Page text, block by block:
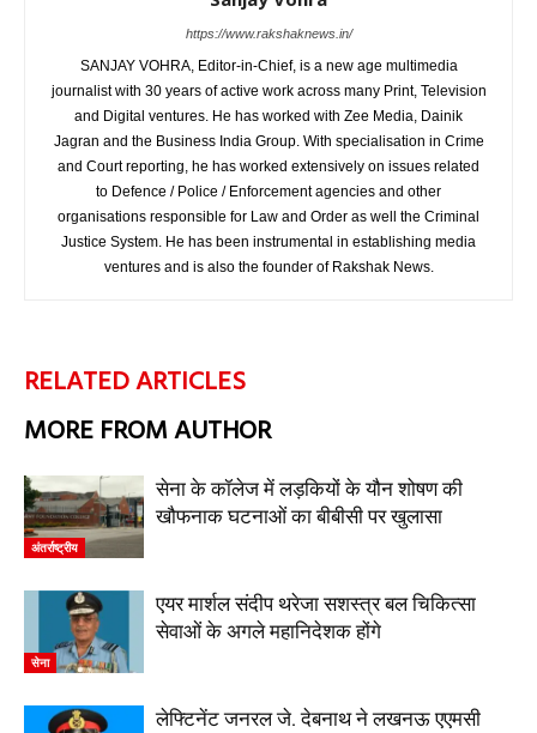
https://www.rakshaknews.in/
SANJAY VOHRA, Editor-in-Chief, is a new age multimedia
journalist with 30 years of active work across many Print, Television
and Digital ventures. He has worked with Zee Media, Dainik
Jagran and the Business India Group. With specialisation in Crime
and Court reporting, he has worked extensively on issues related
to Defence / Police / Enforcement agencies and other
organisations responsible for Law and Order as well the Criminal
Justice System. He has been instrumental in establishing media
ventures and is also the founder of Rakshak News.
RELATED ARTICLES
MORE FROM AUTHOR
अंतर्राष्ट्रीय
सेना के कॉलेज में लड़कियों के यौन शोषण की
खौफनाक घटनाओं का बीबीसी पर खुलासा
सेना
एयर मार्शल संदीप थरेजा सशस्त्र बल चिकित्सा
सेवाओं के अगले महानिदेशक होंगे
लेफ्टिनेंट जनरल जे. देबनाथ ने लखनऊ एएमसी